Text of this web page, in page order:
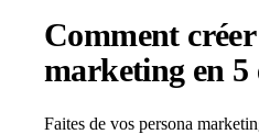
Comment
marketing en 5
Faites de vos persona